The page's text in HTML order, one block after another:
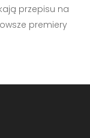
przepisu na
premiery